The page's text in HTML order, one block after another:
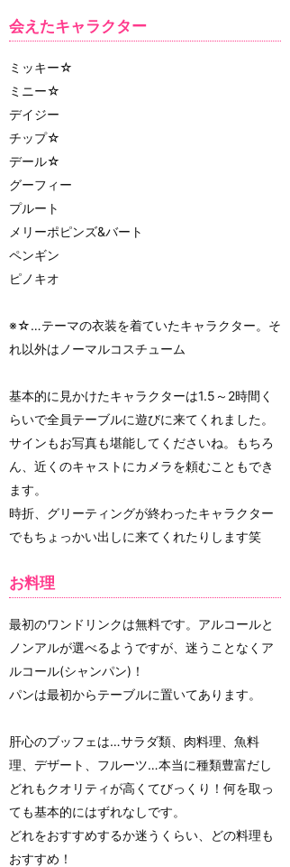
会えたキャラクター
ミッキー☆
ミニー☆
デイジー
チップ☆
デール☆
グーフィー
プルート
メリーポピンズ&バート
ペンギン
ピノキオ
※☆…テーマの衣装を着ていたキャラクター。そ
れ以外はノーマルコスチューム
基本的に見かけたキャラクターは1.5～2時間く
らいで全員テーブルに遊びに来てくれました。
サインもお写真も堪能してくださいね。もちろ
ん、近くのキャストにカメラを頼むこともでき
ます。
時折、グリーティングが終わったキャラクター
でもちょっかい出しに来てくれたりします笑
お料理
最初のワンドリンクは無料です。アルコールと
ノンアルが選べるようですが、迷うことなくア
ルコール(シャンパン)！
パンは最初からテーブルに置いてあります。
肝心のブッフェは…サラダ類、肉料理、魚料
理、デザート、フルーツ…本当に種類豊富だし
どれもクオリティが高くてびっくり！何を取っ
ても基本的にはずれなしです。
どれをおすすめするか迷うくらい、どの料理も
おすすめ！